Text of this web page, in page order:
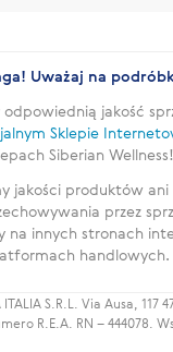
Uważaj na
jakość
Sklepie
Siberian Wellness!
jakości produktów ani
przez
na innych stronach
handlowych.
S.R.L. Via Ausa, 117
R.E.A. RN – 444078.